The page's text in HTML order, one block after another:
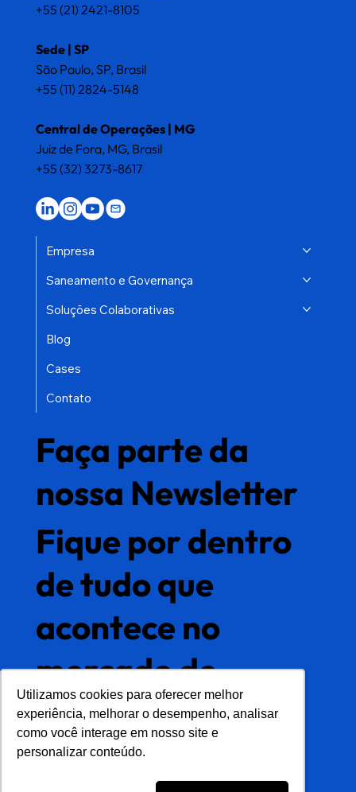
Utilizamos cookies para oferecer melhor
experiência, melhorar o desempenho, analisar
como você interage em nosso site e
personalizar conteúdo.
Utilizamos cookies para oferecer melhor
experiência, melhorar o desempenho, analisar
como você interage em nosso site e
personalizar conteúdo.
+55 (21) 2421-8105
Sede | SP
São Paulo, SP, Brasil
+55 (11) 2824-5148
Central de Operações | MG
Juiz de Fora, MG, Brasil
+55 (32) 3273-8617
Empresa
Saneamento e Governança
Soluções Colaborativas
Blog
Cases
Contato
Faça parte da
nossa Newsletter
Fique por dentro
de tudo que
acontece no
mercado de
gestão de dados
mestres